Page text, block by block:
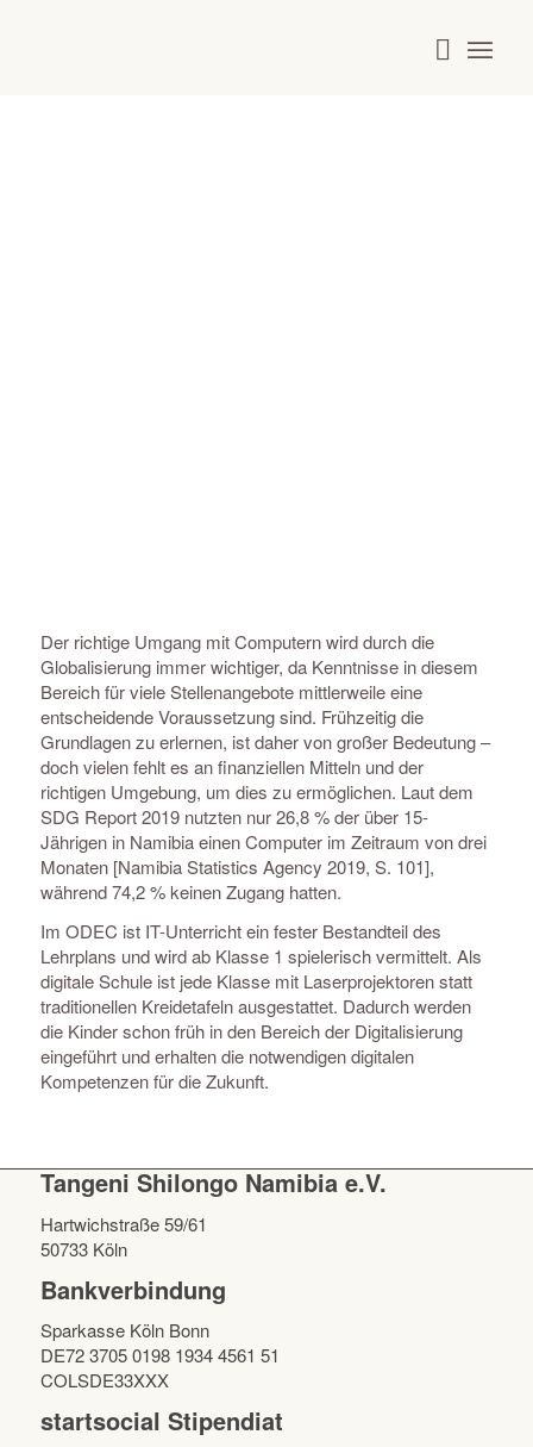
Der richtige Umgang mit Computern wird durch die
Globalisierung immer wichtiger, da Kenntnisse in diesem
Bereich für viele Stellenangebote mittlerweile eine
entscheidende Voraussetzung sind. Frühzeitig die
Grundlagen zu erlernen, ist daher von großer Bedeutung –
doch vielen fehlt es an finanziellen Mitteln und der
richtigen Umgebung, um dies zu ermöglichen. Laut dem
SDG Report 2019 nutzten nur 26,8 % der über 15-
Jährigen in Namibia einen Computer im Zeitraum von drei
Monaten [Namibia Statistics Agency 2019, S. 101],
während 74,2 % keinen Zugang hatten.
Im ODEC ist IT-Unterricht ein fester Bestandteil des
Lehrplans und wird ab Klasse 1 spielerisch vermittelt. Als
digitale Schule ist jede Klasse mit Laserprojektoren statt
traditionellen Kreidetafeln ausgestattet. Dadurch werden
die Kinder schon früh in den Bereich der Digitalisierung
eingeführt und erhalten die notwendigen digitalen
Kompetenzen für die Zukunft.
Tangeni Shilongo Namibia e.V.
Hartwichstraße 59/61
50733 Köln
Bankverbindung
Sparkasse Köln Bonn
DE72 3705 0198 1934 4561 51
COLSDE33XXX
startsocial Stipendiat